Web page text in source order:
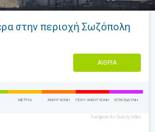
στην περιοχή Σωζόπολη
ΑΊΘΡΙΑ
ΜΈΤΡΙΑ ΑΝΘΥΓΙΕΙΝΉ ΠΟΛΎ ΑΝΘΥΓΙΕΙΝΉ ΕΠΙΚΊΝΔΥΝΗ
European Air Quality Index